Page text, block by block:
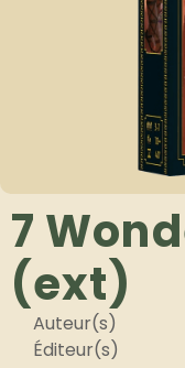
7
(ext)
Auteur(s)
Éditeur(s)